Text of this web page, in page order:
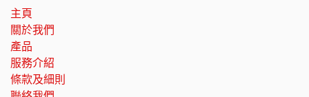
主頁
關於我們
產品
服務介紹
條款及細則